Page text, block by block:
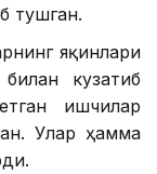
тушган.
яқинлари
кузатиб
ишчилар
Улар ҳамма